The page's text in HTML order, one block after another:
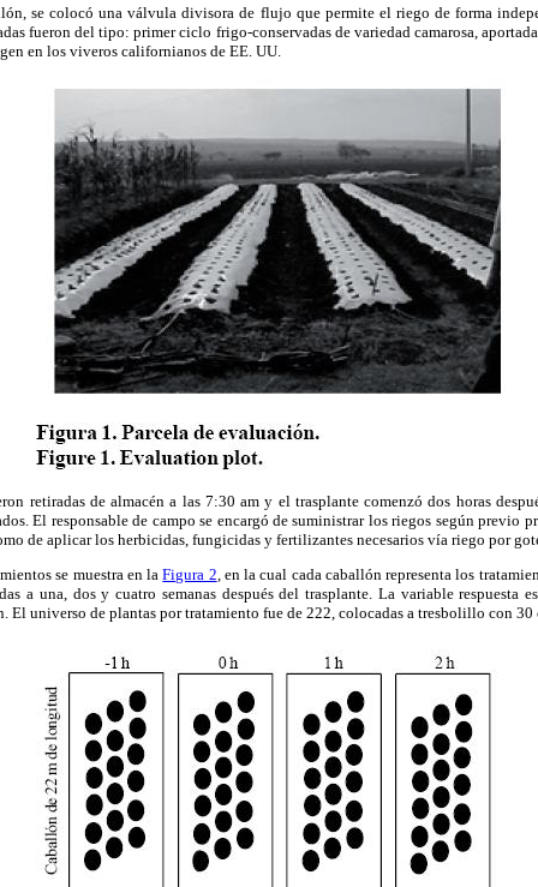
se colocó una válvula divisora de flujo que permite el riego de forma
fueron del tipo: primer ciclo frigo-conservadas de variedad camarosa,
en los viveros californianos de EE. UU.
retiradas de almacén a las 7:30 am y el trasplante comenzó dos horas
El responsable de campo se encargó de suministrar los riegos según previo
de aplicar los herbicidas, fungicidas y fertilizantes necesarios vía riego por
se muestra en laFigura 2, en la cual cada caballón representa los
a una, dos y cuatro semanas después del trasplante. La variable respuesta
El universo de plantas por tratamiento fue de 222, colocadas a tresbolillo con 30